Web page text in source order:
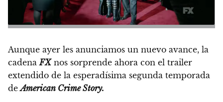
Aunque ayer les anunciamos un nuevo avance, la
cadenaFXnos sorprende ahora con el trailer
extendido de la esperadísima segunda temporada
deAmerican Crime Story.